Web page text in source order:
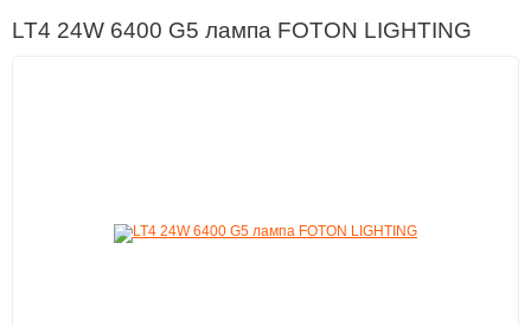
LT4 24W 6400 G5 лампа FOTON LIGHTING